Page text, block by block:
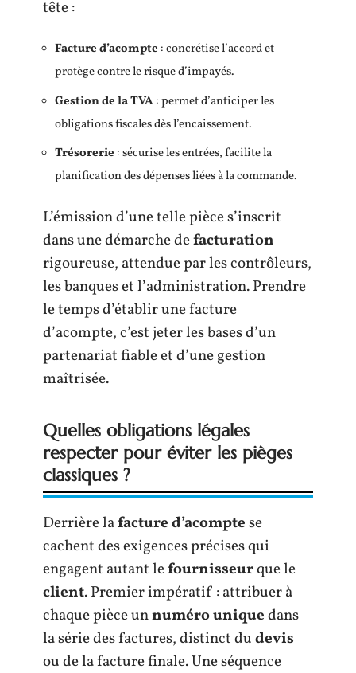
tête :
Facture d’acompte : concrétise l’accord et
protège contre le risque d’impayés.
Gestion de la TVA: permet d’anticiper les
obligations fiscales dès l’encaissement.
Trésorerie : sécurise les entrées, facilite la
planification des dépenses liées à la commande.
L’émission d’une telle pièce s’inscrit
dans une démarche defacturation
rigoureuse, attendue par les contrôleurs,
les banques et l’administration. Prendre
le temps d’établir une facture
d’acompte, c’est jeter les bases d’un
partenariat fiable et d’une gestion
maîtrisée.
Quelles obligations légales
respecter pour éviter les pièges
classiques ?
Derrière lafacture d’acomptese
cachent des exigences précises qui
engagent autant lefournisseurque le
client. Premier impératif : attribuer à
chaque pièce unnuméro uniquedans
la série des factures, distinct dudevis
ou de la facture finale. Une séquence